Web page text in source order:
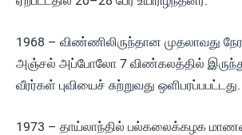
1968 – விண்ணிலிருந்தான முதலாவது
அஞ்சல் அப்போலோ 7 விண்கலத்தில்
வீரர்கள் புவியைச் சுற்றுவது ஒளிபரப்பபட்டது.
1973 – தாய்லாந்தில் பல்கலைக்கழக